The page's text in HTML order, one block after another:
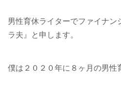
男性育休ライターでファイナン
ラ夫』と申します。
僕は２０２０年に８ヶ月の男性